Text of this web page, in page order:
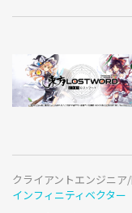
クライアントエンジニア
インフィニティベクター